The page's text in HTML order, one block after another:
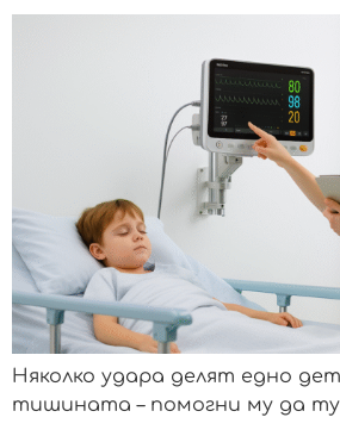
Няколко удара делят едно
тишината – помогни му да